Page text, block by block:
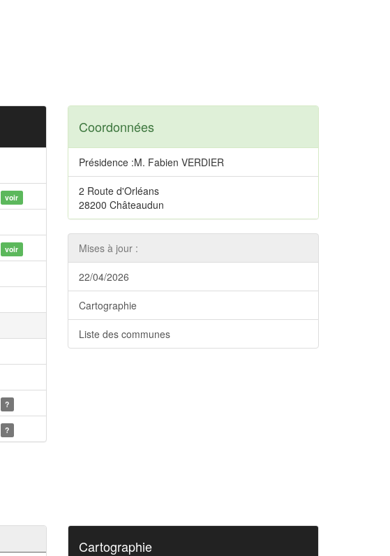
voir
voir
?
?
Coordonnées
Présidence :M. Fabien VERDIER
2 Route d'Orléans
28200 Châteaudun
Mises à jour :
22/04/2026
Cartographie
Liste des communes
Cartographie